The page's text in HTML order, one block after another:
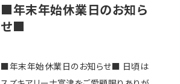
■年末年始休業日のお知ら
せ■
■年末年始休業日のお知らせ■ 日頃は